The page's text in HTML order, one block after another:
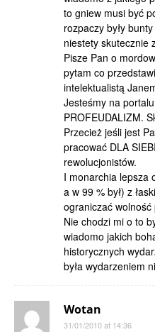
to gniew musi być
rozpaczy były
niestety skutecznie
Pisze Pan o
pytam co
intelektualistą
Jesteśmy na
PROFEUDALIZM.
Przecież jeśli jest
pracować DLA
rewolucjonistów.
I monarchia lepsza
a w 99 % był) z
ograniczać
Nie chodzi mi o to
wiadomo jakich
historycznych
była wydarzeniem
Wotan
31/01/2010 at 14:36